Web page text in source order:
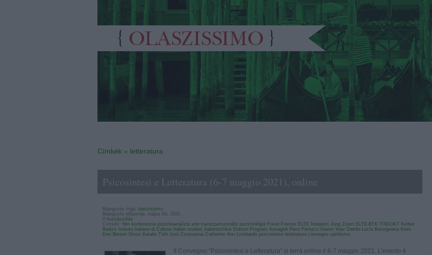
Címkék » letteratura
Psicosintesi e Letteratura (6-7 maggio 2021), online
Bejegyzés írója: olaszissimo
Bejegyzés időpontja: május 04, 2021
0 hozzászólás
Címkék: film konferencia pszichoanalízis arte transzperszonális pszichológia Freud Firenze ELTE Irodalom Jung Zoom ELTE-BTK ITADOKT Kerber
Balázs
Istituto Italiano di Cultura Italian studies Italianisztikai Doktori Program Assagioli Piero Ferrucci Gianni Yoav Dattilo Lucia Bassignana Kees
Den Biesen Orosz Katalin Tóth Izsó Zsuzsanna Catherine Ann Lombardo psicosintesi letteratura convegno spiritismo
Il Convegno “Psicosintesi e Letteratura” si terrà online il 6-7 maggio 2021. L’evento è